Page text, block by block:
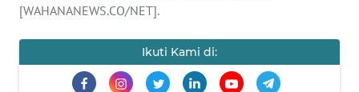
[WAHANANEWS.CO/NET].
Ikuti Kami di:
PENDIDIKAN
OLAHRAGA